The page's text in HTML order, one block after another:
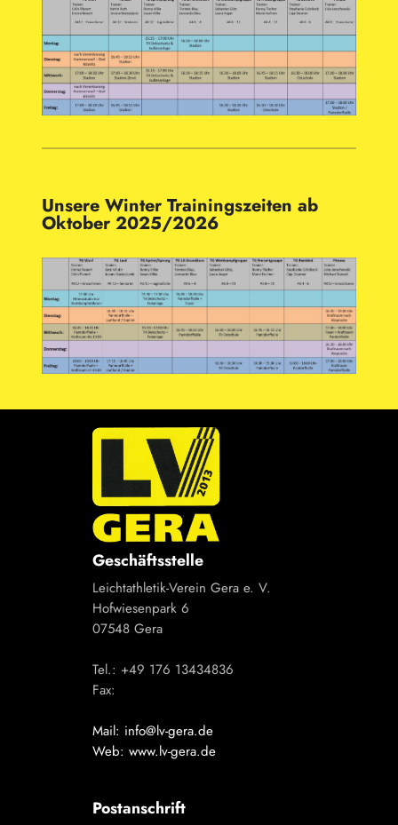
Unsere Winter Trainingszeiten ab
Oktober 2025/2026
Geschäftsstelle
Leichtathletik-Verein Gera e. V.
Hofwiesenpark 6
07548 Gera
Tel.: +49 176 13434836
Fax:
Mail: info@lv-gera.de
Web: www.lv-gera.de
Postanschrift